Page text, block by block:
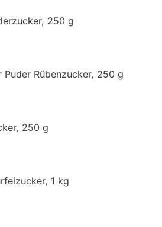
250 g
Puder Rübenzucker, 250 g
250 g
1 kg